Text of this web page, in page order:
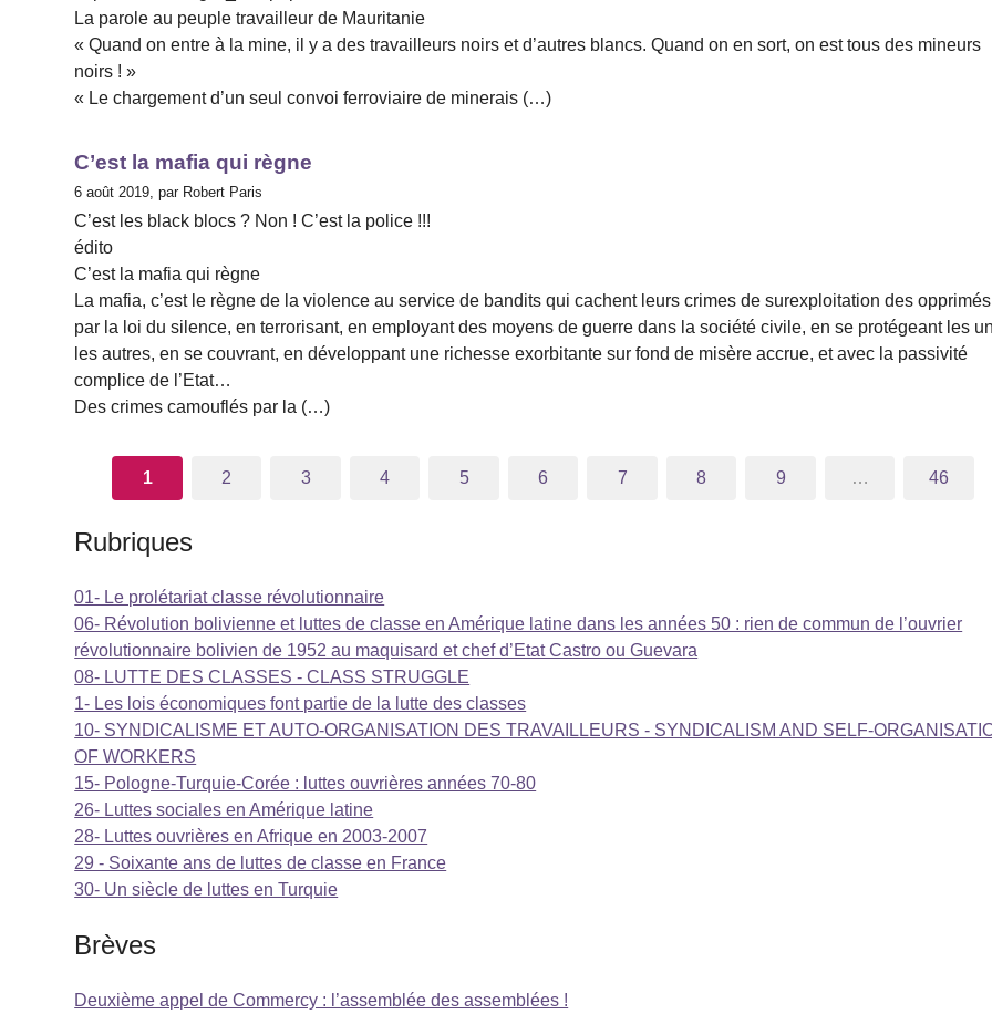
La parole au peuple travailleur de Mauritanie
« Quand on entre à la mine, il y a des travailleurs noirs et d’autres blancs. Quand on en sort, on est tous des mineurs
noirs ! »
« Le chargement d’un seul convoi ferroviaire de minerais (…)
C’est la mafia qui règne
6 août 2019, par Robert Paris
C’est les black blocs ? Non ! C’est la police !!!
édito
C’est la mafia qui règne
La mafia, c’est le règne de la violence au service de bandits qui cachent leurs crimes de surexploitation des opprimés
par la loi du silence, en terrorisant, en employant des moyens de guerre dans la société civile, en se protégeant les
les autres, en se couvrant, en développant une richesse exorbitante sur fond de misère accrue, et avec la passivité
complice de l’Etat…
Des crimes camouflés par la (…)
1 2 3 4 5 6 7 8 9 … 46
Rubriques
01- Le prolétariat classe révolutionnaire
06- Révolution bolivienne et luttes de classe en Amérique latine dans les années 50 : rien de commun de l’ouvrier
révolutionnaire bolivien de 1952 au maquisard et chef d’Etat Castro ou Guevara
08- LUTTE DES CLASSES - CLASS STRUGGLE
1- Les lois économiques font partie de la lutte des classes
10- SYNDICALISME ET AUTO-ORGANISATION DES TRAVAILLEURS - SYNDICALISM AND SELF-
OF WORKERS
15- Pologne-Turquie-Corée : luttes ouvrières années 70-80
26- Luttes sociales en Amérique latine
28- Luttes ouvrières en Afrique en 2003-2007
29 - Soixante ans de luttes de classe en France
30- Un siècle de luttes en Turquie
Brèves
Deuxième appel de Commercy : l’assemblée des assemblées !